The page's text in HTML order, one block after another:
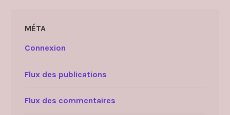
MÉTA
Connexion
Flux des publications
Flux des commentaires